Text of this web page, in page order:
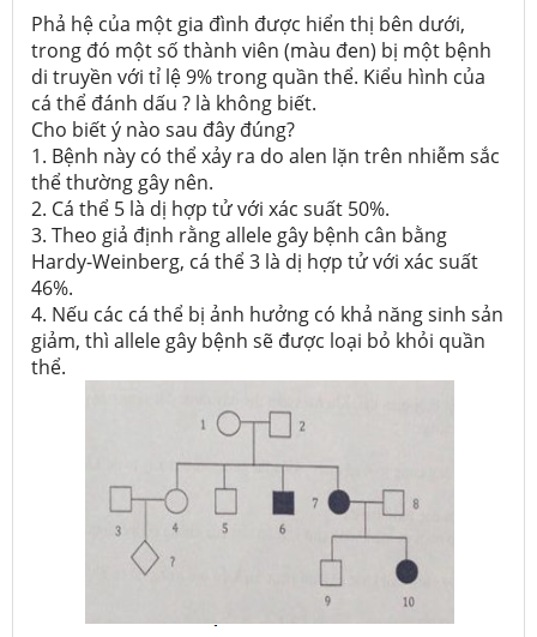
Phả hệ của một gia đình được hiển thị bên dưới,
trong đó một số thành viên (màu đen) bị một bệnh
di truyền với tỉ lệ 9% trong quần thể. Kiểu hình của
cá thể đánh dấu ? là không biết.
Cho biết ý nào sau đây đúng?
1. Bệnh này có thể xảy ra do alen lặn trên nhiễm sắc
thể thường gây nên.
2. Cá thể 5 là dị hợp tử với xác suất 50%.
3. Theo giả định rằng allele gây bệnh cân bằng
Hardy-Weinberg, cá thể 3 là dị hợp tử với xác suất
46%.
4. Nếu các cá thể bị ảnh hưởng có khả năng sinh sản
giảm, thì allele gây bệnh sẽ được loại bỏ khỏi quần
thể.